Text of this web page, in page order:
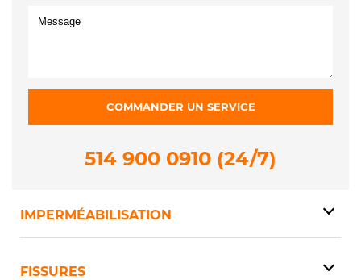
514 900 0910 (24/7)
IMPERMÉABILISATION
FISSURES